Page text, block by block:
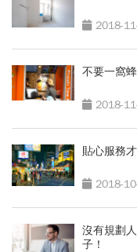
2018-
不要一窩
2018-
貼心服務
2018-
沒有規劃
子！